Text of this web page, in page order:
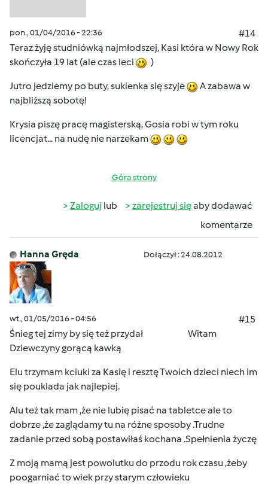
pon., 01/04/2016 - 22:36
#14
Teraz żyję studniówką najmłodszej, Kasi która w Nowy Rok
skończyła 19 lat (ale czas leci
)
Jutro jedziemy po buty, sukienka się szyje
A zabawa w
najbliższą sobotę!
Krysia piszę pracę magisterską, Gosia robi w tym roku
licencjat... na nudę nie narzekam
Góra strony
Zaloguj lub zarejestruj sięaby dodawać
komentarze
Hanna Gręda Dołączył : 24.08.2012
wt., 01/05/2016 - 04:56
#15
Śnieg tej zimy by się też przydał Witam
Dziewczyny gorącą kawką
Elu trzymam kciuki za Kasię i resztę Twoich dzieci niech im
się pouklada jak najlepiej.
Alu też tak mam ,że nie lubię pisać na tabletce ale to
dobrze ,że zaglądamy tu na różne sposoby .Trudne
zadanie przed sobą postawiłaś kochana .Spełnienia życzę
Z moją mamą jest powolutku do przodu rok czasu ,żeby
poogarniać to wiek przy starym człowieku